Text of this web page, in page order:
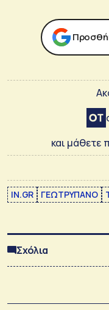
και μάθετε
IN.GR ΓΕΩΤΡΥΠΑΝΟ
Σχόλια